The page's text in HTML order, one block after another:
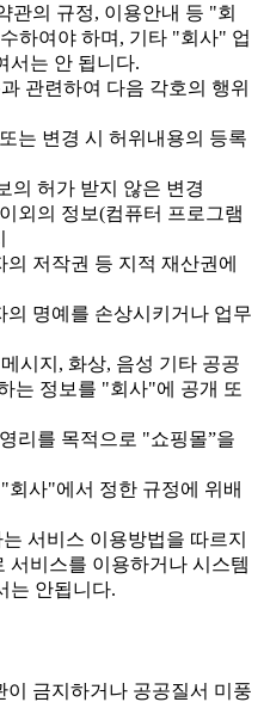
관의 규정, 이용안내 등 "회
하여야 하며, 기타 "회사" 업
서는 안 됩니다.
관련하여 다음 각호의 행위
는 변경 시 허위내용의 등록
의 허가 받지 않은 변경
외의 정보(컴퓨터 프로그램
저작권 등 지적 재산권에
의 명예를 손상시키거나 업무
시지, 화상, 음성 기타 공공
는 정보를 "회사"에 공개 또
리를 목적으로 "쇼핑몰”을
회사"에서 정한 규정에 위배
서비스 이용방법을 따르지
서비스를 이용하거나 시스템
는 안됩니다.
금지하거나 공공질서 미풍